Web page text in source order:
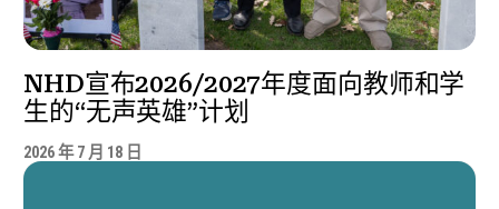
NHD宣布2026/2027年度面向教师和学
生的“无声英雄”计划
2026 年 7 月 18 日